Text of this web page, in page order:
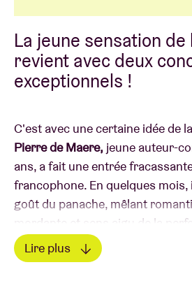
La jeune sensation
revient avec deux
exceptionnels !
C'est avec une certaine idée de
Pierre de Maere, jeune auteur-
ans, a fait une entrée
francophone. En quelques
goût du panache, mêlant
mordante et sens aigu de la
Révélation masculine aux
Lire plus